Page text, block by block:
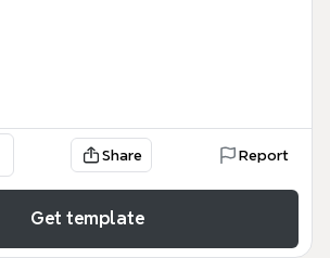
Share Report
Get template